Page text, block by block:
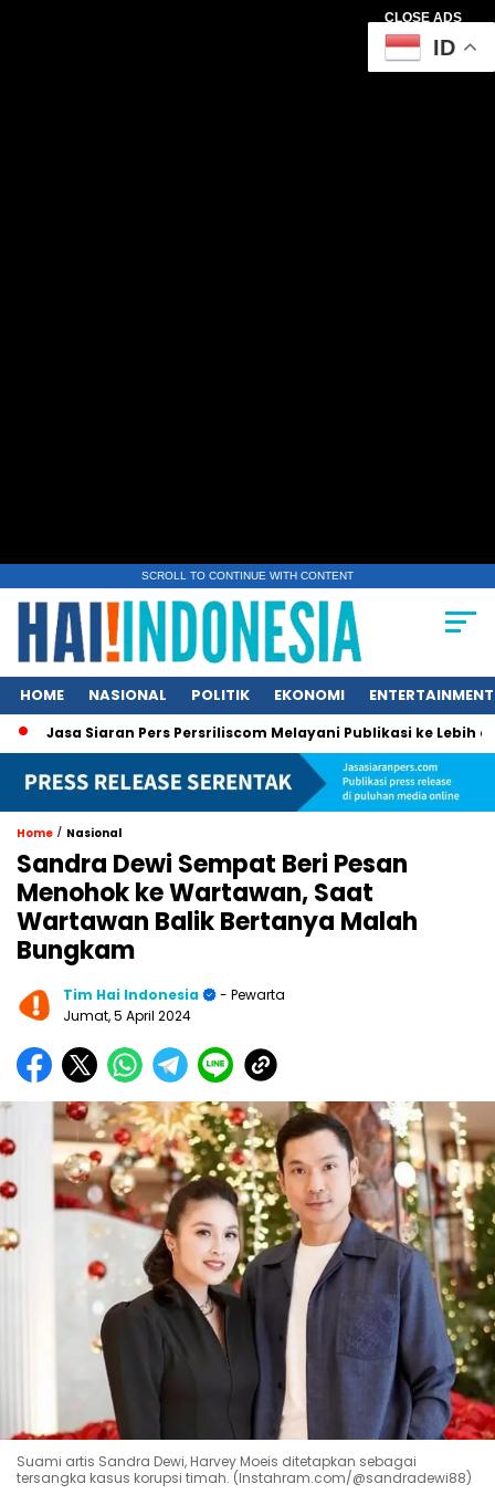
CLOSE ADS
SCROLL TO CONTINUE WITH CONTENT
HOME NASIONAL POLITIK EKONOMI ENTERTAINMENT
Jasa Siaran Pers Persriliscom Melayani Publikasi ke Lebih dari
Home / Nasional
Sandra Dewi Sempat Beri Pesan
Menohok ke Wartawan, Saat
Wartawan Balik Bertanya Malah
Bungkam
Tim Hai Indonesia
- Pewarta
Jumat, 5 April 2024
Suami artis Sandra Dewi, Harvey Moeis ditetapkan sebagai
tersangka kasus korupsi timah. (Instahram.com/@sandradewi88)
ID